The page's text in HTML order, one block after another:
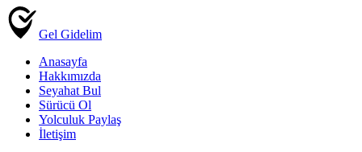
Gel Gidelim
Anasayfa
Hakkımızda
Seyahat Bul
Sürücü Ol
Yolculuk Paylaş
İletişim